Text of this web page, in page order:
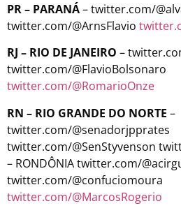
PR – PARANÁ– twitter.com/
twitter.com/@ArnsFlavio
RJ – RIO DE JANEIRO –
twitter.com/@FlavioBolsonaro
twitter.com/@RomarioOnze
RN – RIO GRANDE DO NORTE –
twitter.com/@senadorjpprates
twitter.com/@SenStyvenson
– RONDÔNIA twitter.com/
twitter.com/@confuciomoura
twitter.com/@MarcosRogerio